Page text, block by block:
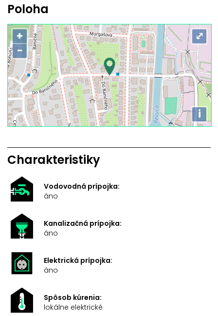
Poloha
+
−
i
⤢
Charakteristiky
Vodovodná prípojka:
áno
Kanalizačná prípojka:
áno
Elektrická prípojka:
áno
Spôsob kúrenia:
lokálne elektrické